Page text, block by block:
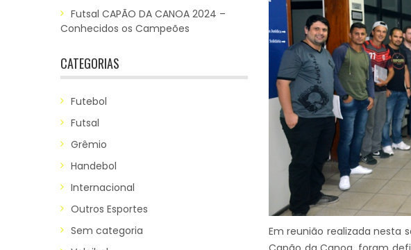
Futsal CAPÃO DA CANOA 2024 –
Conhecidos os Campeões
CATEGORIAS
Futebol
Futsal
Grêmio
Handebol
Internacional
Outros Esportes
Sem categoria
Em reunião realizada nesta